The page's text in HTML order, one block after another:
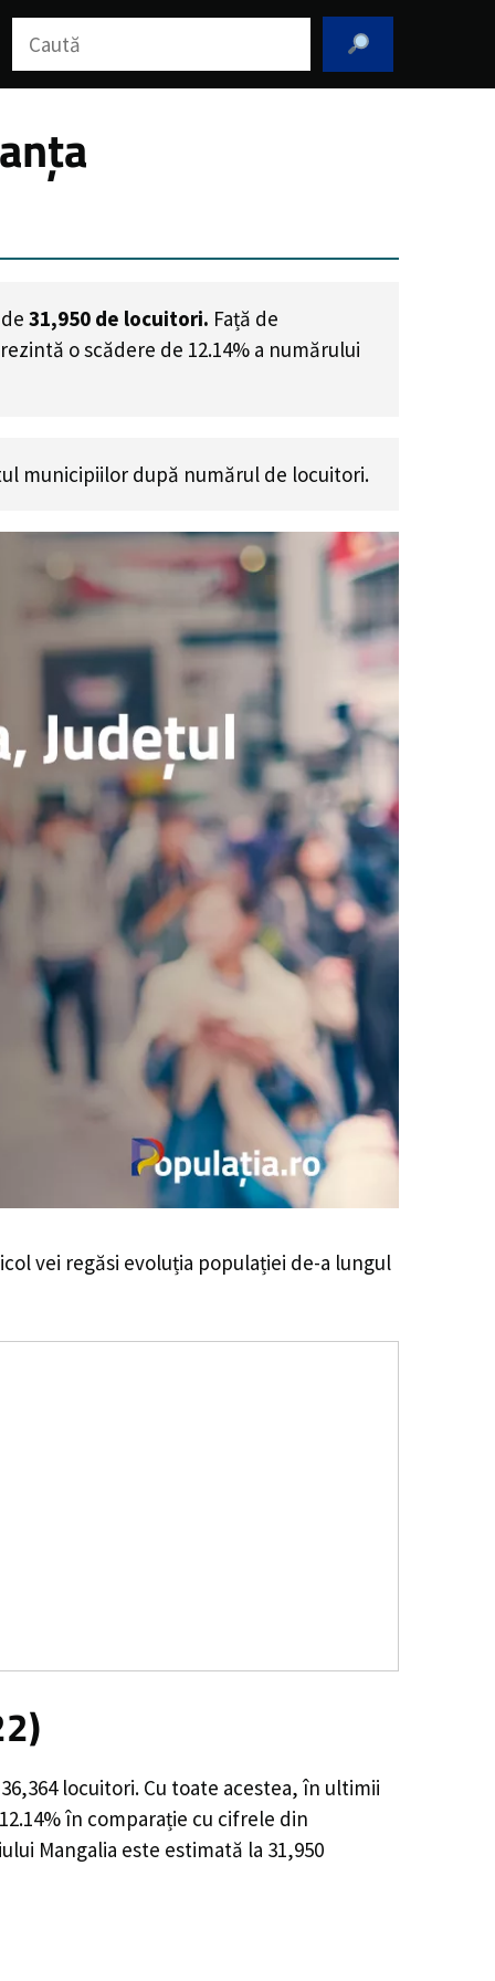
Caută
31,950 de locuitori. Față de
o scădere de 12.14% a numărului
municipiilor după numărul de locuitori.
vei regăsi evoluția populației de-a lungul
36,364locuitori. Cu toate acestea, în ultimii
în comparație cu cifrele din
Mangalia este estimată la 31,950